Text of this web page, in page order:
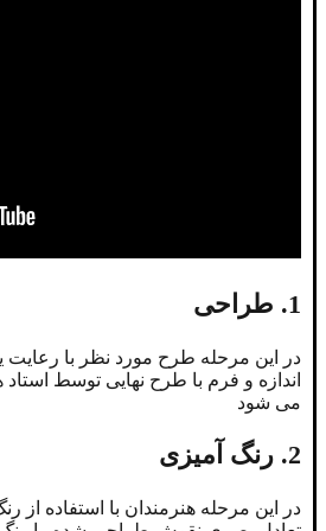
1. طراحی
در این مرحله طرح مورد نظر با رعایت
اندازه و فرم با طرح نهایی توسط
می شود
2. رنگ آمیزی
در این مرحله هنرمندان با استفاده